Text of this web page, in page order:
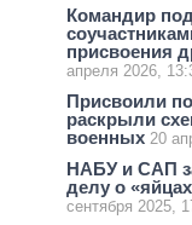
Командир
присвоения
апреля 2026,
Присвоили
раскрыли
военных 20
НАБУ и САП
делу о
сентября 2025,